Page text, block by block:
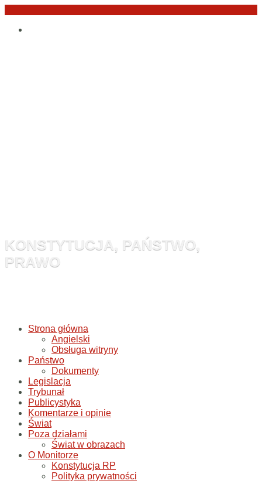
Przejdź
KONSTYTUCJA, PAŃSTWO,
PRAWO
Strona główna
Angielski
Obsługa witryny
Państwo
Dokumenty
Legislacja
Trybunał
Publicystyka
Komentarze i opinie
Świat
Poza działami
Świat w obrazach
O Monitorze
Konstytucja RP
Polityka prywatności